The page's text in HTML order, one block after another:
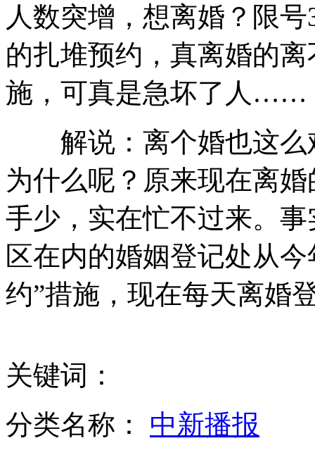
深圳致5人死地陷系地下排水箱涵破坏造成
汕头：网曝村官私卖墓地敛财数亿
离婚也限号？
菲律宾用破舰强占仁爱礁 中国巡逻夺回控制权
人数突增，想离婚？限
的扎堆预约，真离婚的
施，可真是急坏了人……
解说：离个婚也这么
为什么呢？原来现在离
手少，实在忙不过来。
区在内的婚姻登记处从
约”措施，现在每天离婚
关键词：
分类名称： 中新播报